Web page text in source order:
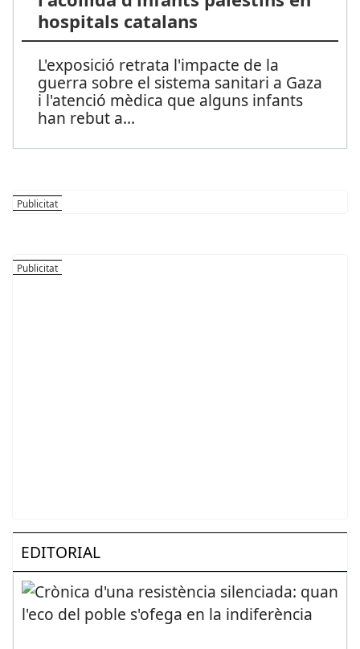
hospitals catalans
L'exposició retrata l'impacte de la
guerra sobre el sistema sanitari a Gaza
i l'atenció mèdica que alguns infants
han rebut a...
EDITORIAL